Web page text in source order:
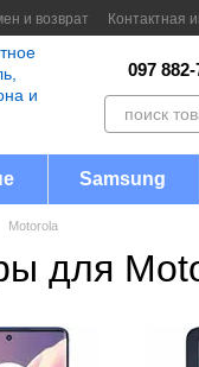
и возврат Контактная
097
Samsung
Motorola
для